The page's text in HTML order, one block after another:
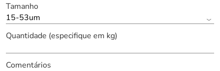
Tamanho
15-53um
Quantidade (especifique em kg)
Comentários